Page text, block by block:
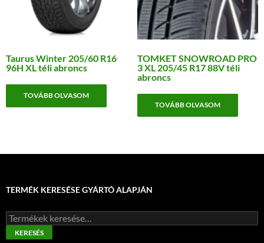
Taurus Winter 205/60 R16
96H XL téli abroncs
TOVÁBB OLVASOM
TOMKET SNOWROAD PRO
3 XL 205/45 R17 88V téli
abroncs
TOVÁBB OLVASOM
TERMÉK KERESÉSE GYÁRTÓ ALAPJÁN
Keresés
a
következőre:
KERESÉS